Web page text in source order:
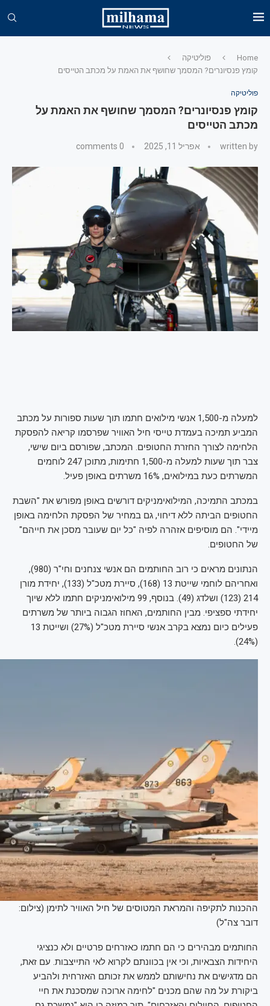
Home
פוליטיקה
קומץ פנסיונרים? המסמך שחושף את האמת על מכתב הטייסים
פוליטיקה
קומץ פנסיונרים? המסמך שחושף את האמת על
מכתב הטייסים
written by אפריל 11, 2025 0 comments
למעלה מ-1,500 אנשי מילואים חתמו תוך שעות ספורות על מכתב
המביע תמיכה בעמדת טייסי חיל האוויר שפרסמו קריאה להפסקת
הלחימה לצורך החזרת החטופים. המכתב, שפורסם ביום שישי,
צבר תוך שעות למעלה מ-1,500 חתימות, מתוכן 247 לוחמים
המשרתים כעת במילואים, 16% משרתים באופן פעיל.
במכתב התמיכה, המילואימניקים דורשים באופן מפורש את "השבת
החטופים הביתה ללא דיחוי, גם במחיר של הפסקת הלחימה באופן
מיידי". הם מוסיפים אזהרה לפיה "כל יום שעובר מסכן את חייהם"
של החטופים.
הנתונים מראים כי רוב החותמים הם אנשי צנחנים וחי"ר (980),
ואחריהם לוחמי שייטת 13 (168), סיירת מטכ"ל (133), יחידת מורן
214 (123) ושלדג (49). בנוסף, 99 מילואימניקים חתמו ללא שיוך
יחידתי ספציפי. מבין החותמים, האחוז הגבוה ביותר של משרתים
פעילים כיום נמצא בקרב אנשי סיירת מטכ"ל (27%) ושייטת 13
(24%).
ההכנות לתקיפה והמראת המטוסים של חיל האוויר לתימן (צילום:
דובר צה"ל)
החותמים מבהירים כי הם חתמו כאזרחים פרטיים ולא כנציגי
היחידות הצבאיות, וכי אין בכוונתם לקרוא לאי התייצבות. עם זאת,
הם מדגישים את נחישותם לממש את זכותם האזרחית ולהביע
ביקורת על מה שהם מכנים "לחימה ארוכה שמסכנת את חיי